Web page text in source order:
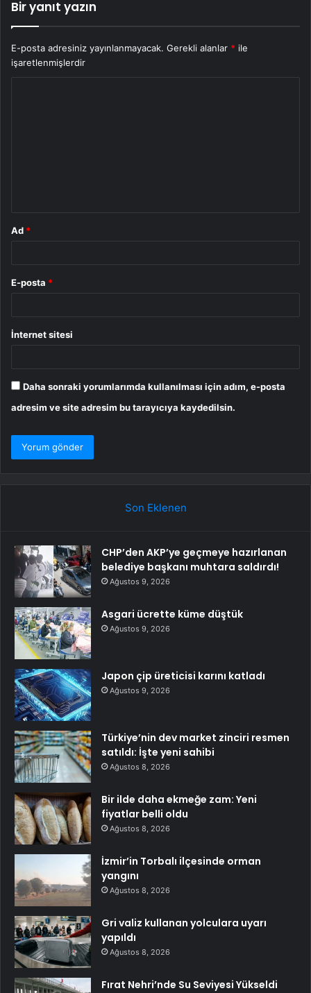
Bir yanıt yazın
E-posta adresiniz yayınlanmayacak. Gerekli alanlar * ile
işaretlenmişlerdir
Ad *
E-posta *
İnternet sitesi
Daha sonraki yorumlarımda kullanılması için adım, e-posta
adresim ve site adresim bu tarayıcıya kaydedilsin.
Son Eklenen
CHP’den AKP’ye geçmeye hazırlanan
belediye başkanı muhtara saldırdı!
Ağustos 9, 2026
Asgari ücrette küme düştük
Ağustos 9, 2026
Japon çip üreticisi karını katladı
Ağustos 9, 2026
Türkiye’nin dev market zinciri resmen
satıldı: İşte yeni sahibi
Ağustos 8, 2026
Bir ilde daha ekmeğe zam: Yeni
fiyatlar belli oldu
Ağustos 8, 2026
İzmir’in Torbalı ilçesinde orman
yangını
Ağustos 8, 2026
Gri valiz kullanan yolculara uyarı
yapıldı
Ağustos 8, 2026
Fırat Nehri’nde Su Seviyesi Yükseldi